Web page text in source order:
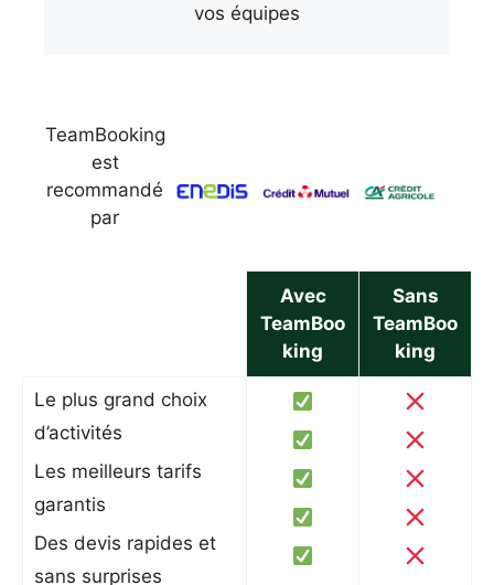
vos équipes
TeamBooking
est
recommandé
par
Avec
TeamBoo
king
Sans
TeamBoo
king
Le plus grand choix
d’activités
Les meilleurs tarifs
garantis
Des devis rapides et
sans surprises